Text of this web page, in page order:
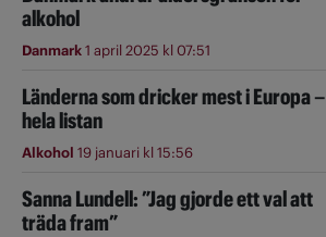
alkohol
Danmark1 april 2025 kl 07:51
Länderna som dricker mest i Europa –
hela listan
Alkohol 19 januari kl 15:56
Sanna Lundell: ”Jag gjorde ett val att
träda fram”